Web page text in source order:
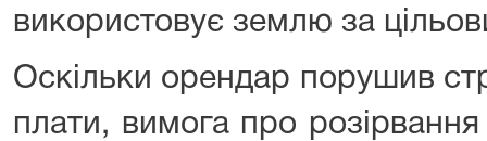
використовує землю за
Оскільки орендар порушив
плати, вимога про